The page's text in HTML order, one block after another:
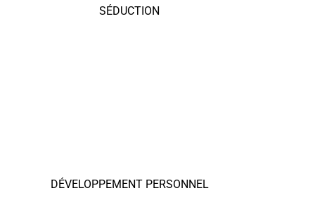
SÉDUCTION
DÉVELOPPEMENT PERSONNEL